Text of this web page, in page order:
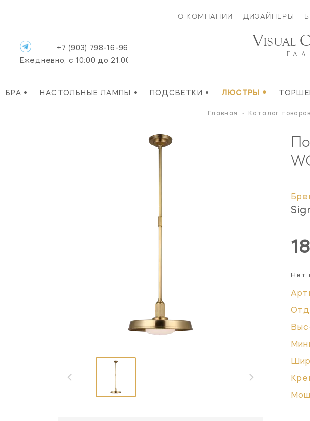
О КОМПАНИИ ДИЗАЙНЕРЫ
БРА • НАСТОЛЬНЫЕ ЛАМПЫ • ПОДСВЕТКИ • ЛЮСТРЫ •
+7 (903) 798-16-96
Ежедневно, с 10:00 до 21:00
VISUAL
Главная - Каталог товаров
Нет